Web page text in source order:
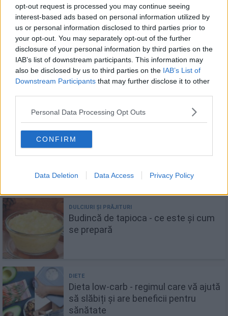
opt-out request is processed you may continue seeing
interest-based ads based on personal information utilized by
us or personal information disclosed to third parties prior to
your opt-out. You may separately opt-out of the further
disclosure of your personal information by third parties on the
IAB’s list of downstream participants. This information may
also be disclosed by us to third parties on the IAB’s List of
Downstream Participants that may further disclose it to other
Personal Data Processing Opt Outs
CONFIRM
Data Deletion Data Access Privacy Policy
Chiftele keto cu brânză. Rețeta
perfectă pentru dieta ta
Pizza keto cu blat de conopidă
Budincă de chia: 11 rețete delicioase
Budincă de tapioca - ce este și cum
se prepară
Dieta low-carb - regimul care vă ajută
să slăbiți și are beneficii pentru
sănătate